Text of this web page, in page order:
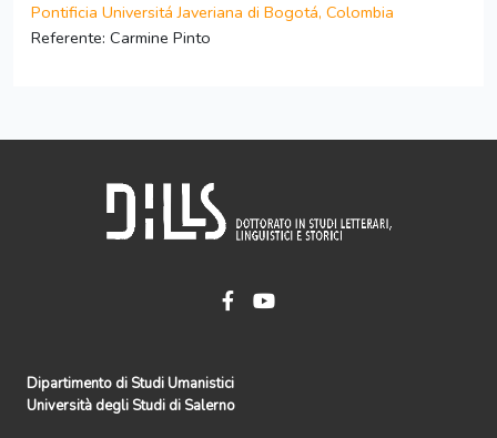
Pontificia Universitá Javeriana di Bogotá, Colombia
Referente: Carmine Pinto
Dipartimento di Studi Umanistici
Università degli Studi di Salerno